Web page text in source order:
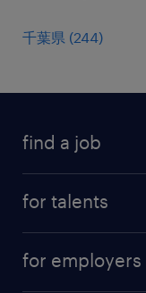
千葉県 (244)
find a job
for talents
professional career
for employers